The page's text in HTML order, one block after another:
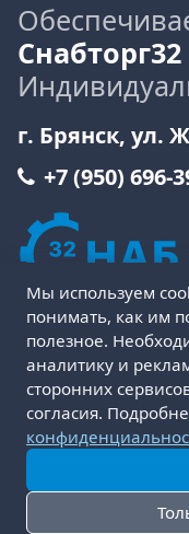
Снабторг32
г. Брянск, ул.
+7 (950) 696-
Пользовательское
Политика
Условия возврата
© 2016-2026
Мы используем
понимать, как им
полезное.
аналитику и
сторонних
согласия.